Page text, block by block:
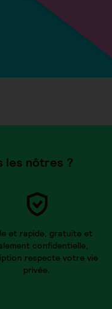
les nôtres ?
et rapide, gratuite et
confidentielle,
respecte votre vie
privée.